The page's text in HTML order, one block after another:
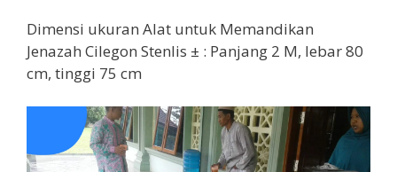
Dimensi ukuran Alat untuk Memandikan
Jenazah Cilegon Stenlis ± : Panjang 2 M, lebar 80
cm, tinggi 75 cm